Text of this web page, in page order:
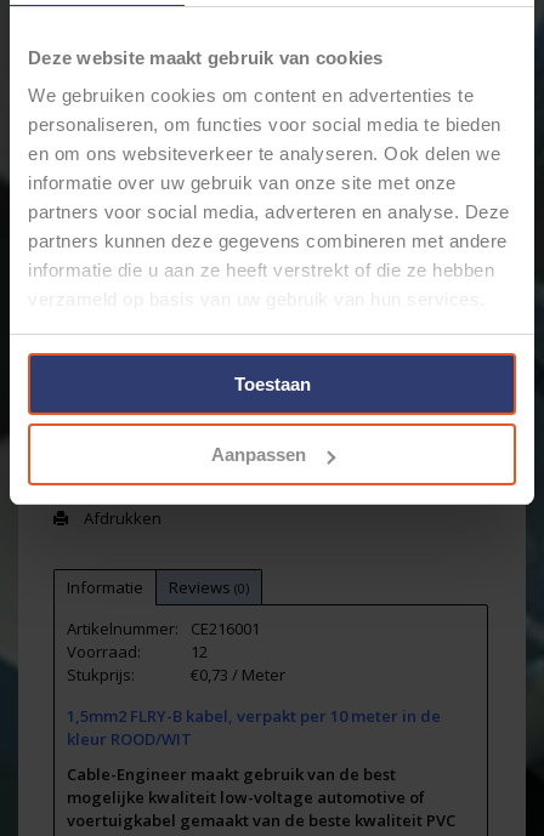
Deze website maakt gebruik van cookies
We gebruiken cookies om content en advertenties te
personaliseren, om functies voor social media te bieden
en om ons websiteverkeer te analyseren. Ook delen we
informatie over uw gebruik van onze site met onze
partners voor social media, adverteren en analyse. Deze
partners kunnen deze gegevens combineren met andere
informatie die u aan ze heeft verstrekt of die ze hebben
verzameld op basis van uw gebruik van hun services.
Toestaan
Aanpassen
€7,28Incl. btw
* Stukprijs: €0,73 / Meter
Levertijd: Bestellingen op ma. t/m vrij. voor 17:00 worden
dezelfde dag verstuurd.
Merk: Cable-Engineer
-
Aan verlanglijst toevoegen
Toevoegen om te vergelijken
Afdrukken
Informatie Reviews (0)
Artikelnummer:
CE216001
Voorraad:
12
Stukprijs:
€0,73 / Meter
1,5mm2 FLRY-B kabel, verpakt per 10 meter in de
kleur ROOD/WIT
Cable-Engineer maakt gebruik van de best
mogelijke kwaliteit low-voltage automotive of
voertuigkabel gemaakt van de beste kwaliteit PVC